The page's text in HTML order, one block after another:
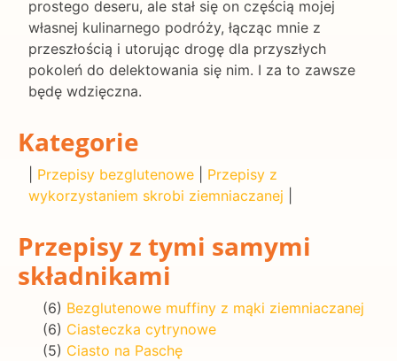
prostego deseru, ale stał się on częścią mojej
własnej kulinarnego podróży, łącząc mnie z
przeszłością i utorując drogę dla przyszłych
pokoleń do delektowania się nim. I za to zawsze
będę wdzięczna.
Kategorie
Przepisy bezglutenowe
Przepisy z
wykorzystaniem skrobi ziemniaczanej
Przepisy z tymi samymi
składnikami
(6) Bezglutenowe muffiny z mąki ziemniaczanej
(6) Ciasteczka cytrynowe
(5) Ciasto na Paschę